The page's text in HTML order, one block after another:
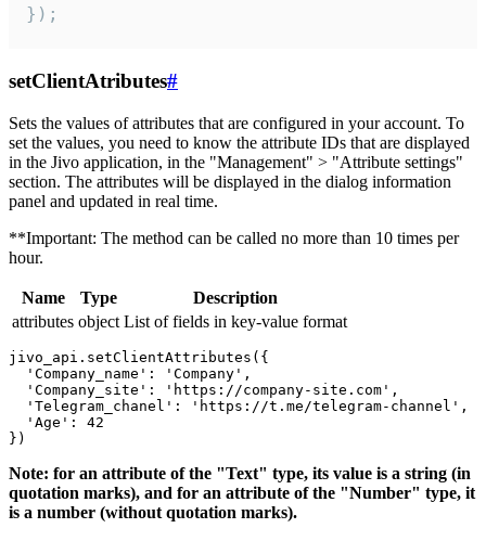
});
setClientAtributes#
Sets the values ​​of attributes that are configured in your account. To
set the values, you need to know the attribute IDs that are displayed
in the Jivo application, in the "Management" > "Attribute settings"
section. The attributes will be displayed in the dialog information
panel and updated in real time.
**Important: The method can be called no more than 10 times per
hour.
Name Type
Description
attributes object List of fields in key-value format
jivo_api.setClientAttributes({
  'Company_name': 'Company',
  'Company_site': 'https://company-site.com',
  'Telegram_chanel': 'https://t.me/telegram-channel',
  'Age': 42
Note: for an attribute of the "Text" type, its value is a string (in
quotation marks), and for an attribute of the "Number" type, it
is a number (without quotation marks).